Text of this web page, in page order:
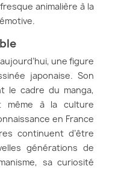
animalière à la
une figure
japonaise. Son
le cadre du manga,
même à la culture
en France
continuent d’être
générations de
sa curiosité